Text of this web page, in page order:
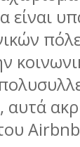
είναι
αυτά